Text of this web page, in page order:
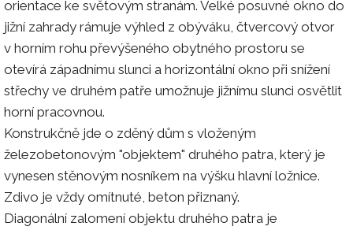
orientace ke světovým stranám. Velké posuvné okno do
jižní zahrady rámuje výhled z obýváku, čtvercový otvor
v horním rohu převýšeného obytného prostoru se
otevírá západnímu slunci a horizontální okno při snížení
střechy ve druhém patře umožnuje jižnímu slunci osvětlit
horní pracovnou.
Konstrukčně jde o zděný dům s vloženým
železobetonovým "objektem" druhého patra, který je
vynesen stěnovým nosníkem na výšku hlavní ložnice.
Zdivo je vždy omítnuté, beton přiznaný.
Diagonální zalomení objektu druhého patra je